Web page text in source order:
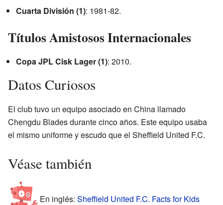
Cuarta División (1): 1981-82.
Títulos Amistosos Internacionales
Copa JPL Cisk Lager (1): 2010.
Datos Curiosos
El club tuvo un equipo asociado en China llamado
Chengdu Blades durante cinco años. Este equipo usaba
el mismo uniforme y escudo que el Sheffield United F.C.
Véase también
En inglés: Sheffield United F.C. Facts for Kids